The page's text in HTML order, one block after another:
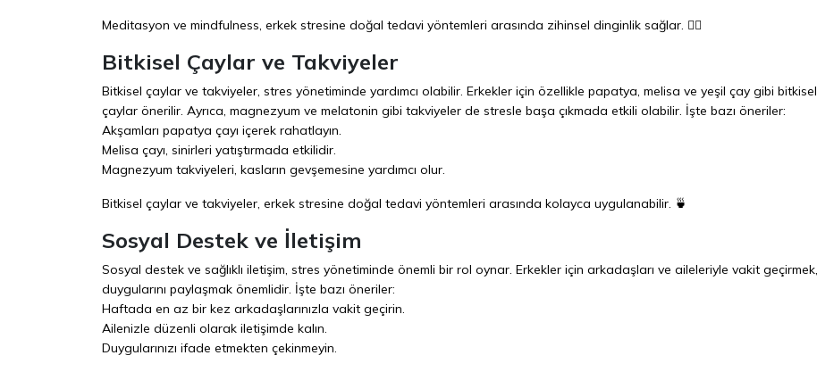
Meditasyon ve mindfulness, erkek stresine doğal tedavi yöntemleri arasında zihinsel dinginlik sağlar. 🧘‍♂️
Bitkisel Çaylar ve Takviyeler
Bitkisel çaylar ve takviyeler, stres yönetiminde yardımcı olabilir. Erkekler için özellikle papatya, melisa ve yeşil çay gibi bitkisel
çaylar önerilir. Ayrıca, magnezyum ve melatonin gibi takviyeler de stresle başa çıkmada etkili olabilir. İşte bazı öneriler:
Akşamları papatya çayı içerek rahatlayın.
Melisa çayı, sinirleri yatıştırmada etkilidir.
Magnezyum takviyeleri, kasların gevşemesine yardımcı olur.
Bitkisel çaylar ve takviyeler, erkek stresine doğal tedavi yöntemleri arasında kolayca uygulanabilir. 🍵
Sosyal Destek ve İletişim
Sosyal destek ve sağlıklı iletişim, stres yönetiminde önemli bir rol oynar. Erkekler için arkadaşları ve aileleriyle vakit geçirmek,
duygularını paylaşmak önemlidir. İşte bazı öneriler:
Haftada en az bir kez arkadaşlarınızla vakit geçirin.
Ailenizle düzenli olarak iletişimde kalın.
Duygularınızı ifade etmekten çekinmeyin.